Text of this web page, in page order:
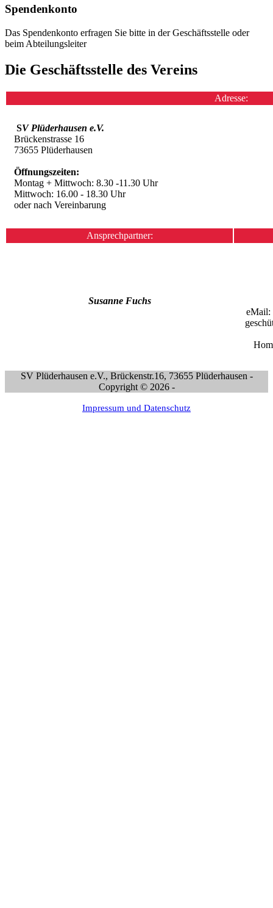
Spendenkonto
Das Spendenkonto erfragen Sie bitte in der Geschäftsstelle oder
beim Abteilungsleiter
Die Geschäftsstelle des Vereins
Adresse:
SV Plüderhausen e.V.
Brückenstrasse 16
73655 Plüderhausen
Öffnungszeiten:
Montag + Mittwoch: 8.30 -11.30 Uhr
Mittwoch: 16.00 - 18.30 Uhr
oder nach Vereinbarung
Ansprechpartner:
Susanne Fuchs
SV Plüderhausen e.V., Brückenstr.16, 73655 Plüderhausen -
Copyright © 2026 -
Impressum und Datenschutz